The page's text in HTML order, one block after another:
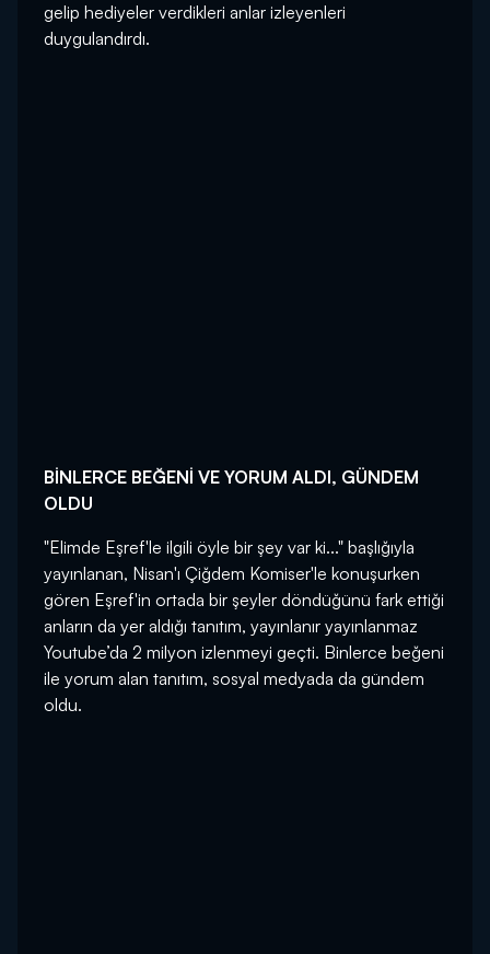
gelip hediyeler verdikleri anlar izleyenleri
duygulandırdı.
BİNLERCE BEĞENİ VE YORUM ALDI, GÜNDEM
OLDU
"Elimde Eşref'le ilgili öyle bir şey var ki..." başlığıyla
yayınlanan, Nisan'ı Çiğdem Komiser'le konuşurken
gören Eşref'in ortada bir şeyler döndüğünü fark ettiği
anların da yer aldığı tanıtım, yayınlanır yayınlanmaz
Youtube’da 2 milyon izlenmeyi geçti. Binlerce beğeni
ile yorum alan tanıtım, sosyal medyada da gündem
oldu.